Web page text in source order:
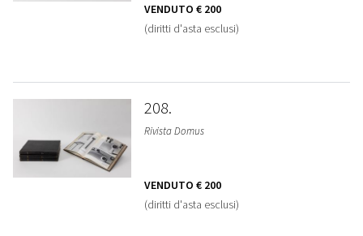
VENDUTO € 200
(diritti d'asta esclusi)
208
Rivista Domus
VENDUTO € 200
(diritti d'asta esclusi)